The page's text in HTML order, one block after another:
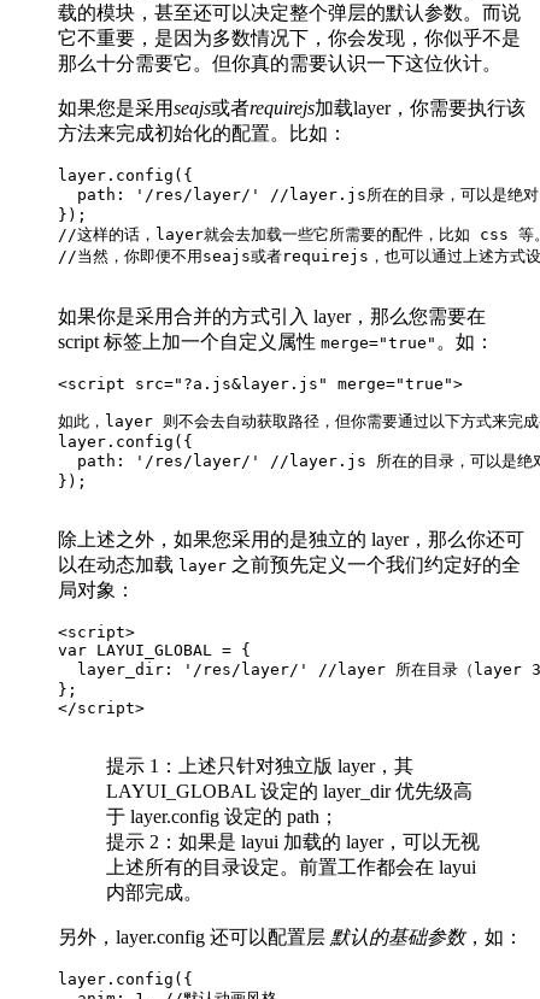
载的模块，甚至还可以决定整个弹层的默认参数。而说
它不重要，是因为多数情况下，你会发现，你似乎不是
那么十分需要它。但你真的需要认识一下这位伙计。
如果您是采用seajs或者requirejs加载layer，你需要执行该
方法来完成初始化的配置。比如：
layer.config({
path: '/res/layer/' //layer.js所在的目录，可以是绝对
});
//这样的话，layer就会去加载一些它所需要的配件，比如 css
//当然，你即便不用seajs或者requirejs，也可以通
如果你是采用合并的方式引入 layer，那么您需要在
script 标签上加一个自定义属性 merge="true" 。如：
<script src="?a.js&layer.js" merge="true">
如此，layer 则不会去自动获取路径，但你需要通过以下方式来完
layer.config({
path: '/res/layer/' //layer.js 所在的目录，可以是绝对
});
除上述之外，如果您采用的是独立的 layer，那么你还可
以在动态加载 layer 之前预先定义一个我们约定好的全
局对象：
<script>
var LAYUI_GLOBAL = {
layer_dir: '/res/layer/' //layer 所在目录（layer
};
</script>
提示 1：上述只针对独立版 layer，其
LAYUI_GLOBAL 设定的 layer_dir 优先级高
于 layer.config 设定的 path；
提示 2：如果是 layui 加载的 layer，可以无视
上述所有的目录设定。前置工作都会在 layui
内部完成。
另外，layer.config 还可以配置层 默认的基础参数，如：
layer.config({